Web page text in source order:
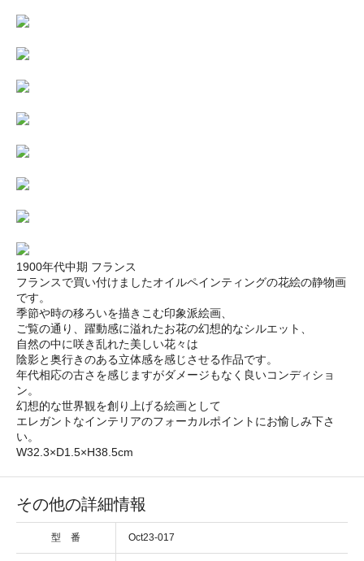
1900年代中期 フランス
フランスで買い付けましたオイルペインティングの花絵の静物画
です。
季節や時の移ろいを描きこむ印象派絵画、
ご覧の通り、躍動感に溢れたお花の幻想的なシルエット、
自然の中に咲き乱れた美しい花々は
陰影と奥行きのある立体感を感じさせる作品です。
年代相応の古さを感じますがダメージもなく良いコンディショ
ン。
幻想的な世界観を創り上げる絵画として
エレガントなインテリアのフォーカルポイントにお愉しみ下さ
い。
W32.3×D1.5×H38.5cm
その他の詳細情報
型 番 Oct23-017